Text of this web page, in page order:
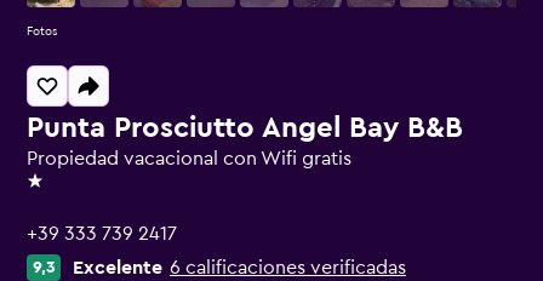
Punta Prosciutto Angel Bay B&B
Propiedad vacacional con Wifi gratis
1 estrella
+39 333 739 2417
9,3 Excelente 6 calificaciones verificadas
Fotos